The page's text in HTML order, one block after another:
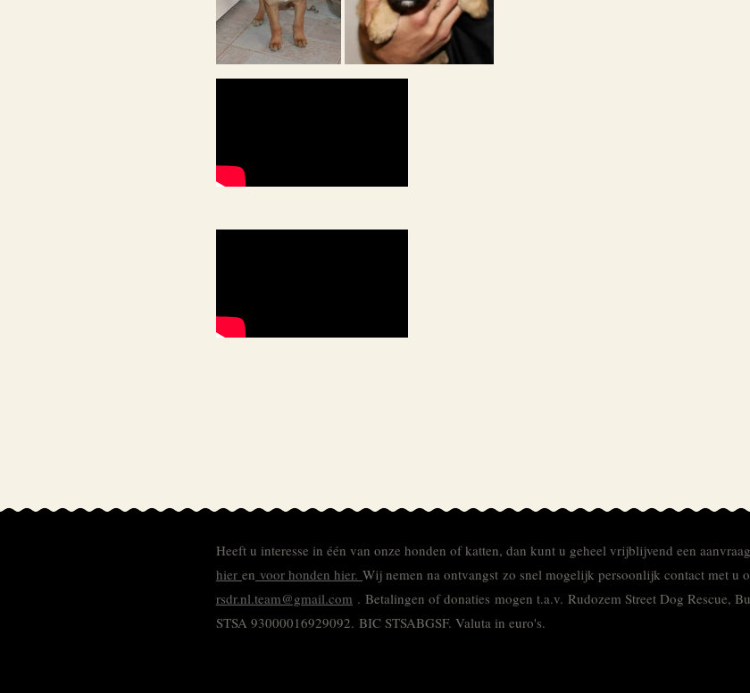
Heeft u interesse in één van onze honden of katten, dan kunt u geheel vrijblijvend een
hier en voor honden hier. Wij nemen na ontvangst zo snel mogelijk persoonlijk contact met
rsdr.nl.team@gmail.com . Betalingen of donaties mogen t.a.v. Rudozem Street Dog Rescue,
STSA 93000016929092. BIC STSABGSF. Valuta in euro's.